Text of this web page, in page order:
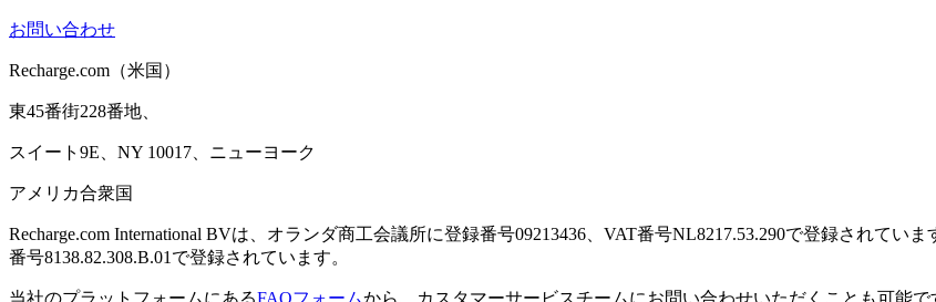
お問い合わせ
Recharge.com（米国）
東45番街228番地、
スイート9E、NY 10017、ニューヨーク
アメリカ合衆国
Recharge.com International BVは、オランダ商工会議所に登録番号09213436、VAT番号NL8217.53.290で登録されてい
番号8138.82.308.B.01で登録されています。